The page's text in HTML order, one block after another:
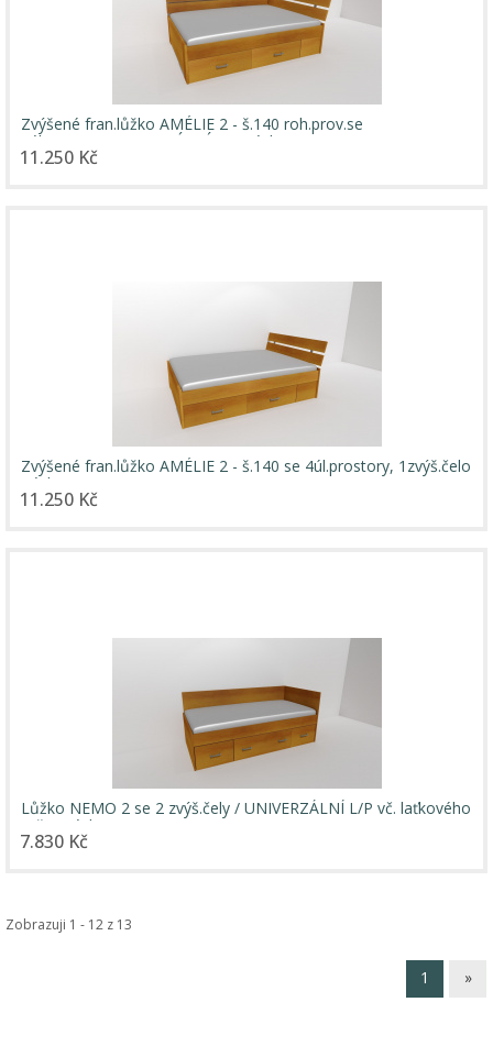
Zvýšené fran.lůžko AMÉLIE 2 - š.140 roh.prov.se
2úl.prostory,UNIVERZÁLNÍ L/P / úchyty JONY
11.250 Kč
Zvýšené fran.lůžko AMÉLIE 2 - š.140 se 4úl.prostory, 1zvýš.čelo
/ úchyty JONY
11.250 Kč
Lůžko NEMO 2 se 2 zvýš.čely / UNIVERZÁLNÍ L/P vč. laťkového
roštu / úchyty JONY
7.830 Kč
Zobrazuji 1 - 12 z 13
1 »